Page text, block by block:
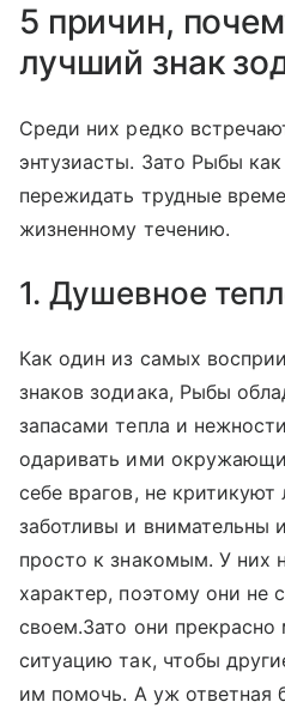
5 причин,
лучший знак
Среди них редко
энтузиасты. Зато Рыбы
пережидать трудные
жизненному течению.
1. Душевное
Как один из самых
знаков зодиака, Рыбы
запасами тепла и
одаривать ими
себе врагов, не
заботливы и
просто к знакомым. У них
характер, поэтому они не
своем.Зато они прекрасно
ситуацию так, чтобы
им помочь. А уж ответная